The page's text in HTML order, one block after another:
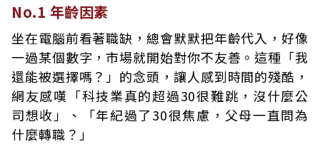
No.1 年齡因素
坐在電腦前看著職缺，總會默默把年齡代入，好像
一過某個數字，市場就開始對你不友善。這種「我
還能被選擇嗎？」的念頭，讓人感到時間的殘酷，
網友感嘆「科技業真的超過30很難跳，沒什麼公
司想收」、「年紀過了30很焦慮，父母一直問為
什麼轉職？」